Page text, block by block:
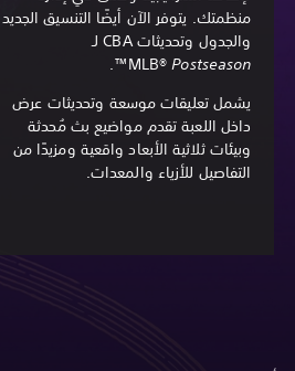
منظمتك. يتوفر الآن أيضًا التنسيق الجديد
والجدول وتحديثات CBA لـ
MLB®Postseason
™.
يشمل تعليقات موسعة وتحديثات عرض
داخل اللعبة تقدم مواضيع بث مُحدثة
وبيئات ثلاثية الأبعاد واقعية ومزيدًا من
التفاصيل للأزياء والمعدات.